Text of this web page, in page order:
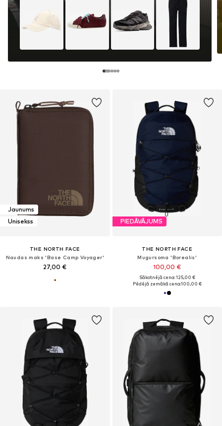
Jaunums
Unisekss
THE NORTH FACE
Naudas maks 'Base Camp Voyager'
27,00 €
PIEDĀVĀJUMS
THE NORTH FACE
Mugursoma 'Borealis'
100,00 €
Sākotnējā cena: 125,00 €
Pēdējā zemākā cena:100,00 €